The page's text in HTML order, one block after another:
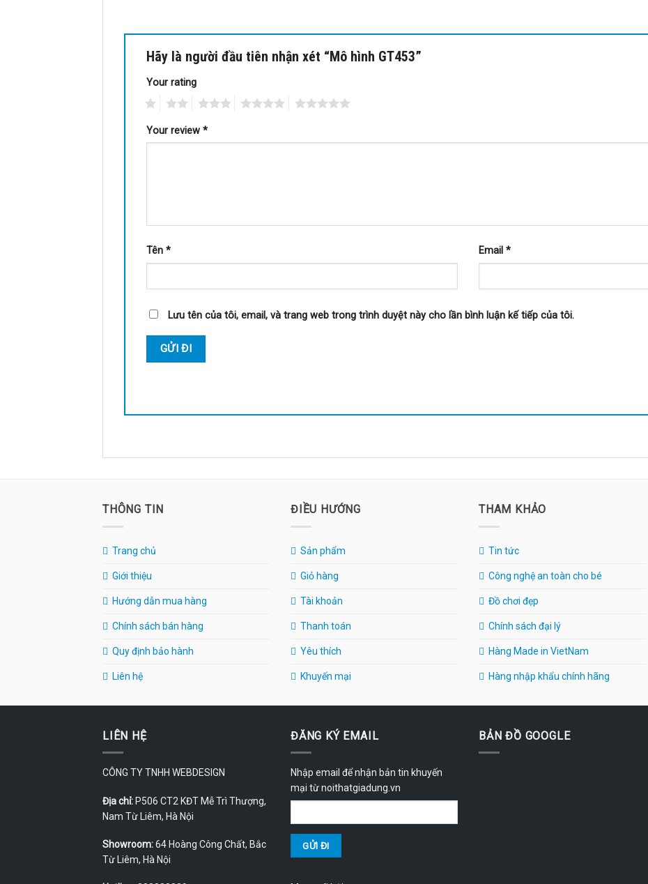
Hãy là người đầu tiên nhận xét “Mô hình GT453”
Your rating
Your review *
Tên * Email *
Lưu tên của tôi, email, và trang web trong trình duyệt này cho lần bình luận kế tiếp của tôi.
THÔNG TIN
Trang chủ
Giới thiệu
Hướng dẫn mua hàng
Chính sách bán hàng
Quy định bảo hành
Liên hệ
ĐIỀU HƯỚNG
Sản phẩm
Giỏ hàng
Tài khoản
Thanh toán
Yêu thích
Khuyến mại
THAM KHẢO
Tin tức
Công nghệ an toàn cho bé
Đồ chơi đẹp
Chính sách đại lý
Hàng Made in VietNam
Hàng nhập khẩu chính hãng
LIÊN HỆ
CÔNG TY TNHH WEBDESIGN
Địa chỉ:P506 CT2 KĐT Mễ Trì Thượng,
Nam Từ Liêm, Hà Nội
Showroom:64 Hoàng Công Chất, Bắc
Từ Liêm, Hà Nội
ĐĂNG KÝ EMAIL
Nhập email để nhận bản tin khuyến
mại từ noithatgiadung.vn
BẢN ĐỒ GOOGLE